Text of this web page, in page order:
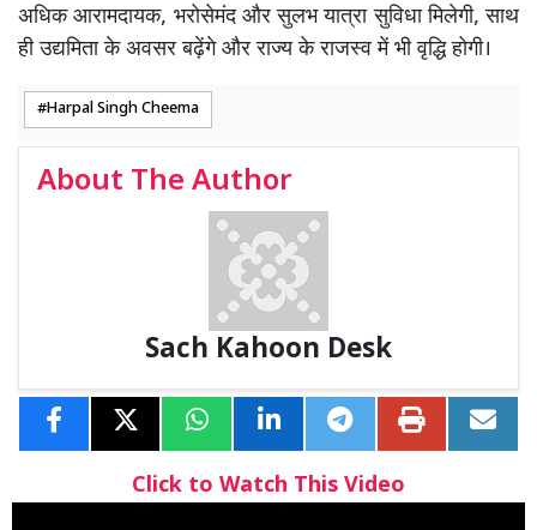
अधिक आरामदायक, भरोसेमंद और सुलभ यात्रा सुविधा मिलेगी, साथ
ही उद्यमिता के अवसर बढ़ेंगे और राज्य के राजस्व में भी वृद्धि होगी।
Harpal Singh Cheema
About The Author
Sach Kahoon Desk
Click to Watch This Video